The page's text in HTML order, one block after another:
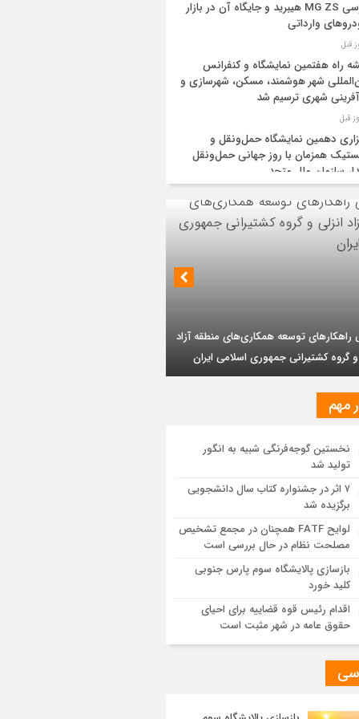
بررسی MG ZS هیبرید و جایگاه آن در بازار
وارداتی
راه هفتمین نمایشگاه و کنفرانس
شهر هوشمند، مسکن، شهرسازی و
شهری ترسیم شد
دهمین نمایشگاه حمل‌ونقل و
همزمان با روز جهانی حمل‌ونقل
سازمان ملل متحد
و عراق قرارداد خط لوله انتقال نفت را
کردند
کلید امنیت معیشتی خانوارها
نفت اعضای اوپک پلاس روی کاغذ
اجرای طرح تخصیص یارانه سوخت از
اجرایی پروژه تصفیه پساب شهری؛
تبریز در مسیر تحقق صنعت سبز
مزیت قیمتی CNG؛ سوختی پاک برای کاهش
خانوار و واردات بنزین
هیأت مدیره گروه سرمایه‌گذاری اهداف با
بر تداوم حمایت از فاز دوم توسعه میدان
مهم
نخستین گوجه‌فرنگی شبیه به انگور
تولید شد
۷ اثر در جشنواره کتاب سال دانشجویی
برگزیده شد
لوایح FATF همچنان در مجمع تشخیص
مصلحت نظام در حال بررسی است
بازسازی پالایشگاه سوم پارس جنوبی
کلید خورد
اقدام رئیس قوه قضاییه برای احیای
حقوق عامه در شهر مثبت است